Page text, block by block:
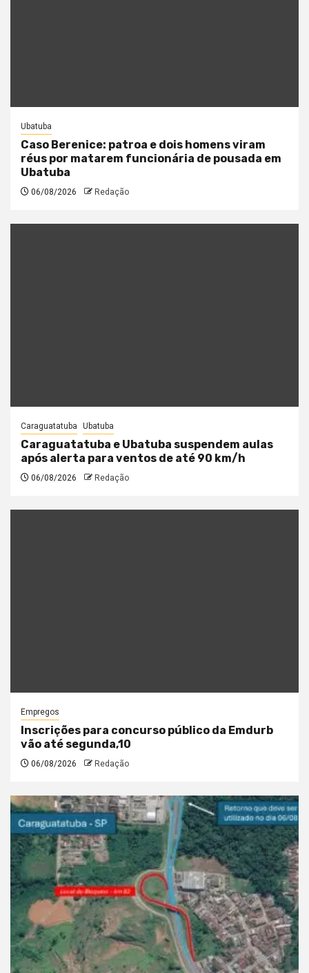
Ubatuba
Caso Berenice: patroa e dois homens viram
réus por matarem funcionária de pousada em
Ubatuba
06/08/2026 Redação
Caraguatatuba Ubatuba
Caraguatatuba e Ubatuba suspendem aulas
após alerta para ventos de até 90 km/h
06/08/2026 Redação
Empregos
Inscrições para concurso público da Emdurb
vão até segunda,10
06/08/2026 Redação